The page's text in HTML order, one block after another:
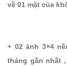
về 01 mặt của
+ 02 ảnh 3×4
tháng gần nhất